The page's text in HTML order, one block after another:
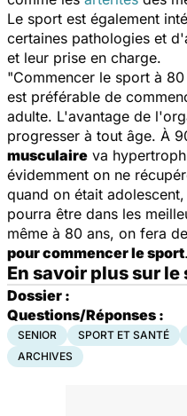
Le sport est également
certaines pathologies et
et leur prise en charge.
"Commencer le sport à
est préférable de
adulte. L'avantage de
progresser à tout âge. À
musculaire va
évidemment on ne
quand on était
pourra être dans les
même à 80 ans, on fera
pour commencer le sport
En savoir plus sur
Dossier :
Questions/Réponses :
SENIOR SPORT ET SANTÉ
ARCHIVES